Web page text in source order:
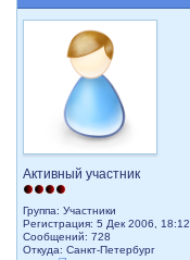
Активный участник
Группа: Участники
Регистрация: 5 Дек 2006, 18:12
Сообщений: 728
Откуда: Санкт-Петербург